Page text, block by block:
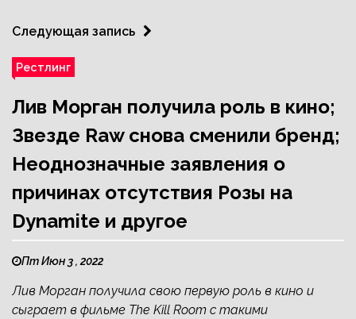
Следующая запись
Рестлинг
Лив Морган получила роль в кино;
Звезде Raw снова сменили бренд;
Неоднозначные заявления о
причинах отсутствия Розы на
Dynamite и другое
Пт Июн 3 , 2022
Лив Морган получила свою первую роль в кино и
сыграет в фильме The Kill Room с такими